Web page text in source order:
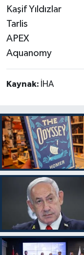
Kaşif Yıldızlar
Tarlis
APEX
Aquanomy
Kaynak: İHA